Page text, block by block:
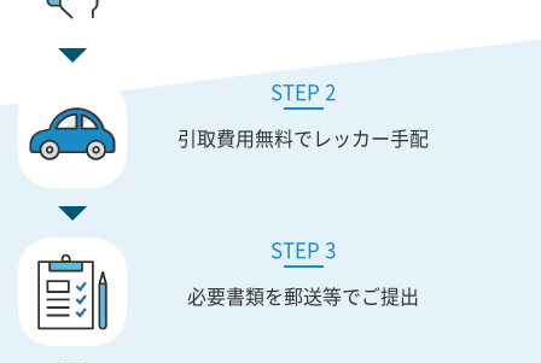
STEP 2
引取費用無料でレッカー手配
STEP 3
必要書類を郵送等でご提出